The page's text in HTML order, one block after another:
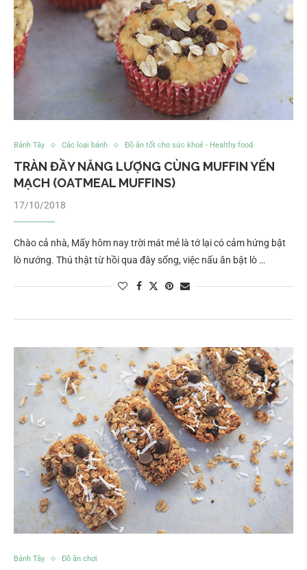
Bánh Tây Các loại bánh Đồ ăn tốt cho sức khoẻ - Healthy food
TRÀN ĐẦY NĂNG LƯỢNG CÙNG MUFFIN YẾN
MẠCH (OATMEAL MUFFINS)
17/10/2018
Chào cả nhà, Mấy hôm nay trời mát mẻ là tớ lại có cảm hứng bật
lò nướng. Thú thật từ hồi qua đây sống, việc nấu ăn bật lò …
Bánh Tây Đồ ăn chơi